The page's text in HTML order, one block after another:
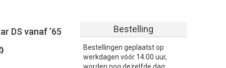
DS vanaf ’65
)
Bestelling
Bestellingen geplaatst op
werkdagen vóór 14.00 uur,